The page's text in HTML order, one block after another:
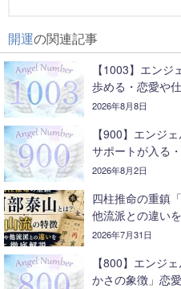
開運の関連記事
【1003】エン
歩める・恋愛や
2026年8月8日
【900】エンジ
サポートが入る
2026年8月2日
四柱推命の重鎮
他流派との違い
2026年7月31日
【800】エンジ
かさの象徴」恋